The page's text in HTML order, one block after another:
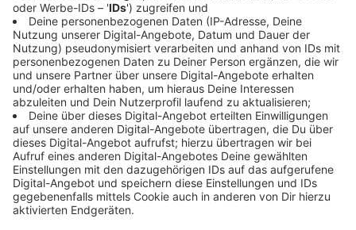
Nach den Singles "Sorry" und "Lonely" hat Joel Corry
den nächsten Hit auf den Weg gebracht. Der 31-
Jährige kann es nicht nur an den Turntables und
Reglern, sondern auch mit seinen Muskeln. Schließlich
betreibt er nebenbei noch Personal-Training-Business
und führt eine Fitnessbekleidungs-App. Zurück zur
Musik: "Head & Heart" haben wir für euch im besten
Mix bereitgestellt.
Anzeige